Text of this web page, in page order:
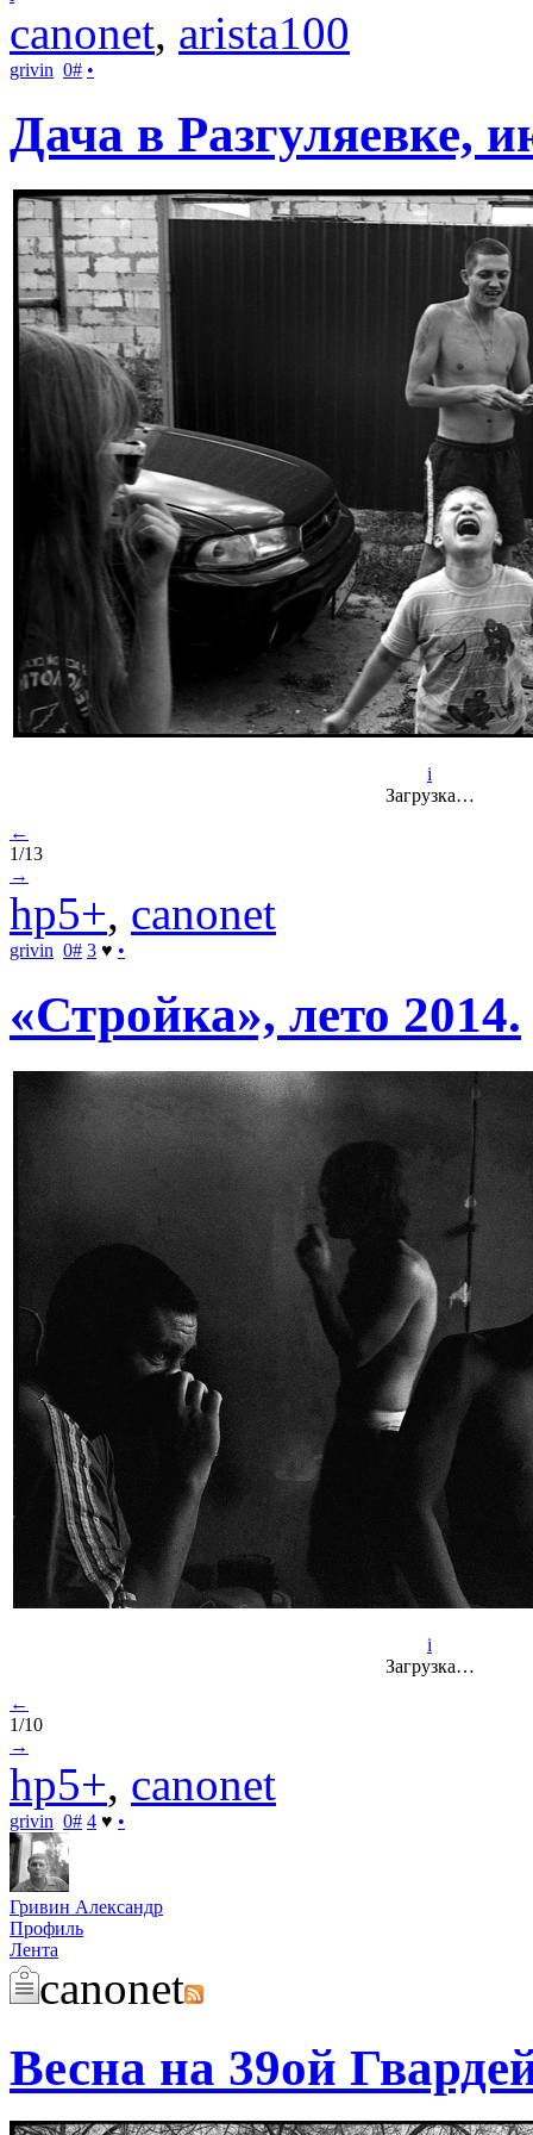
canonet, arista100
grivin 0# •
Дача в Разгуляевке,
i
Загрузка…
←
1/13
→
hp5+, canonet
grivin 0# 3 ♥ •
«Стройка», лето 2014.
i
Загрузка…
←
1/10
→
hp5+, canonet
grivin 0# 4 ♥ •
Гривин Александр
Профиль
Лента
canonet
Весна на 39ой